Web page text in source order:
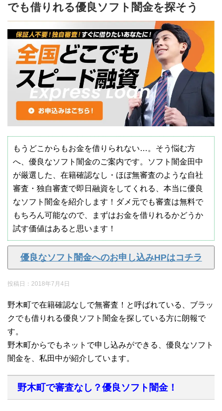
でも借りれる優良ソフト闇金を探そう
もうどこからもお金を借りられない…。そう悩む方
へ、優良なソフト闇金のご案内です。ソフト闇金田中
が厳選した、在籍確認なし・ほぼ無審査のような自社
審査・独自審査で即日融資をしてくれる、本当に優良
なソフト闇金を紹介します！ダメ元でも審査は無料で
もちろん可能なので、まずはお金を借りれるかどうか
試す価値はあると思います！
優良なソフト闇金へのお申し込みHPはコチラ
投稿日： 2018年7月4日
野木町で在籍確認なしで無審査！と呼ばれている、ブラッ
クでも借りれる優良ソフト闇金を探している方に朗報で
す。
野木町からでもネットで申し込みができる、優良なソフト
闇金を、私田中が紹介しています。
野木町で審査なし？優良ソフト闇金！